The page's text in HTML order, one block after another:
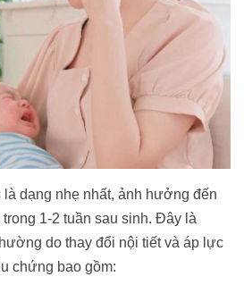
dạng nhẹ nhất, ảnh hưởng đến
1-2 tuần sau sinh. Đây là
do thay đổi nội tiết và áp lực
chứng bao gồm: